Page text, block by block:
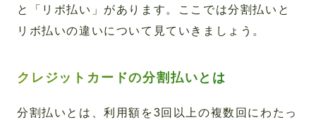
と「リボ払い」があります。ここでは分割払いと
リボ払いの違いについて見ていきましょう。
クレジットカードの分割払いとは
分割払いとは、利用額を3回以上の複数回にわたっ